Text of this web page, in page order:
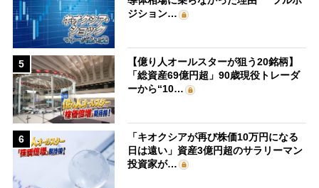
ジション…
5
【億り人オールスターが狙う20銘柄】
「総資産69億円超」90歳現役トレーダ
ーから“10…
6
「キオクシアが再び株価10万円になる
日は遠い」資産3億円超のサラリーマン
投資家が…